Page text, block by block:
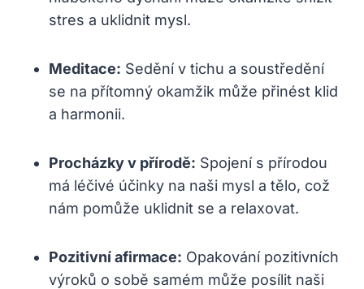
stres a uklidnit mysl.
Meditace: Sedění v tichu a soustředění
se na přítomný okamžik může přinést klid
a harmonii.
Procházky v přírodě: Spojení s přírodou
má léčivé účinky na naši mysl a tělo, což
nám pomůže uklidnit se a relaxovat.
Pozitivní afirmace: Opakování pozitivních
výroků o sobě samém může posílit naši